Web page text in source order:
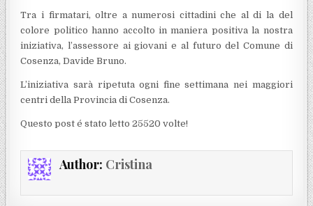
Tra i firmatari, oltre a numerosi cittadini che al di la del
colore politico hanno accolto in maniera positiva la nostra
iniziativa, l’assessore ai giovani e al futuro del Comune di
Cosenza, Davide Bruno.
L’iniziativa sarà ripetuta ogni fine settimana nei maggiori
centri della Provincia di Cosenza.
Questo post é stato letto 25520 volte!
Author: Cristina